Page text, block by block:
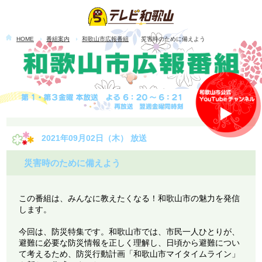
HOME 番組案内 和歌山市広報番組 災害時のために備えよう
2021年09月02日（木） 放送
災害時のために備えよう
この番組は、みんなに教えたくなる！和歌山市の魅力を発信
します。
今回は、防災特集です。和歌山市では、市民一人ひとりが、
避難に必要な防災情報を正しく理解し、日頃から避難につい
て考えるため、防災行動計画「和歌山市マイタイムライン」